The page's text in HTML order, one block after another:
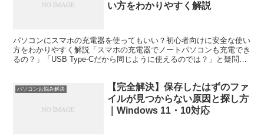
い方をわかりやすく解説
パソコンにスマホの充電器を使ってもいい？初心者向けに安全な使い
方をわかりやすく解説「スマホの充電器でノートパソコンも充電でき
るの？」「USB Type-Cだから同じように使えるのでは？」と疑問に
パソコンお悩み解決
【完全解決】保存したはずのファ
イルが見つからない原因と探し方
｜Windows 11・10対応